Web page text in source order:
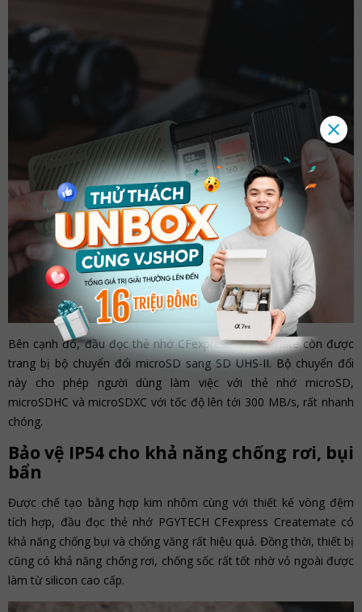
Bên cạnh đó, đầu đọc thẻ nhớ CFexpress Createmate còn được
trang bị bộ chuyển đổi microSD sang SD UHS-II. Bộ chuyển đổi
này cho phép người dùng làm việc với thẻ nhớ microSD,
microSDHC và microSDXC với tốc độ lên tới 300 MB/s, rất nhanh
chóng.
Bảo vệ IP54 cho khả năng chống rơi, bụi
bẩn
Được chế tạo bằng hợp kim nhôm cùng với thiết kế vòng đệm
tích hợp, đầu đọc thẻ nhớ PGYTECH CFexpress Createmate có
khả năng chống bụi và chống văng rất hiệu quả. Đồng thời, thiết bị
cũng có khả năng chống rơi, chống sốc rất tốt nhờ vỏ ngoài được
làm từ silicon cao cấp.